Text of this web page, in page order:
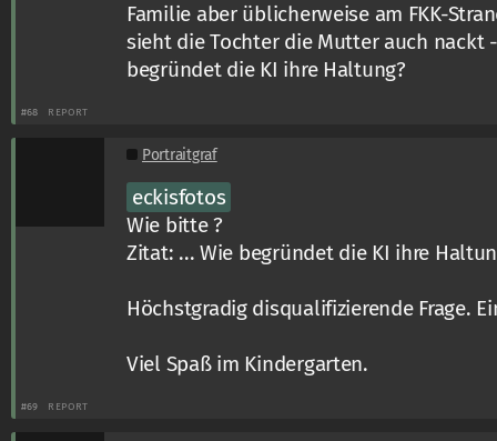
Familie aber üblicherweise am FKK-
sieht die Tochter die Mutter auch nackt
begründet die KI ihre Haltung?
#68 REPORT
Portraitgraf
eckisfotos
Wie bitte ?
Zitat: ... Wie begründet die KI ihre
Höchstgradig disqualifizierende Frage.
Viel Spaß im Kindergarten.
#69 REPORT